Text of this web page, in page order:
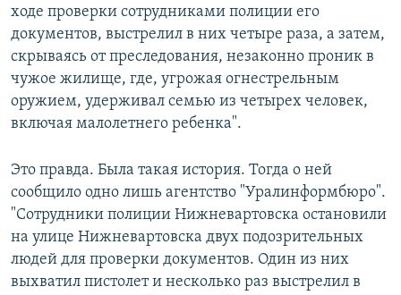
ходе проверки сотрудниками полиции его
документов, выстрелил в них четыре раза, а затем,
скрываясь от преследования, незаконно проник в
чужое жилище, где, угрожая огнестрельным
оружием, удерживал семью из четырех человек,
включая малолетнего ребенка".
Это правда. Была такая история. Тогда о ней
сообщило одно лишь агентство "Уралинформбюро".
"Сотрудники полиции Нижневартовска остановили
на улице Нижневартовска двух подозрительных
людей для проверки документов. Один из них
выхватил пистолет и несколько раз выстрелил в